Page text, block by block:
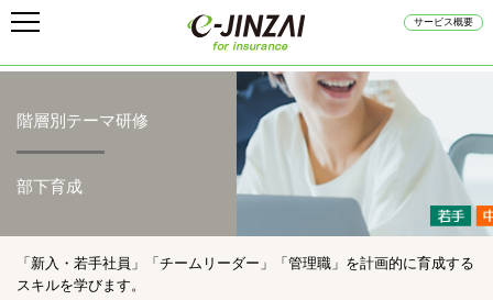
サービス概要
階層別テーマ研修
部下育成
「新入・若手社員」「チームリーダー」「管理職」を計画的に育成する
スキルを学びます。